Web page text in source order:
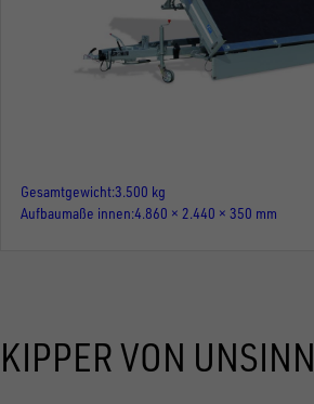
Gesamtgewicht3.500 kg
Aufbaumaße innen 4.860 × 2.440 × 350 mm
KIPPER VON UNSINN